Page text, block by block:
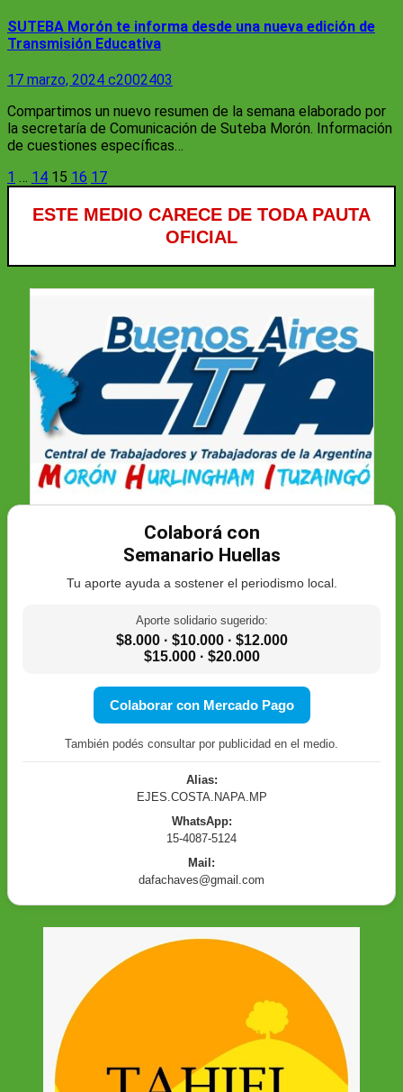
SUTEBA Morón te informa desde una nueva edición de
Transmisión Educativa
17 marzo, 2024 c2002403
Compartimos un nuevo resumen de la semana elaborado por
la secretaría de Comunicación de Suteba Morón. Información
de cuestiones específicas…
Paginación
1 … 14 15 16 17
ESTE MEDIO CARECE DE TODA PAUTA
OFICIAL
Colaborá con
Semanario Huellas
Tu aporte ayuda a sostener el periodismo local.
Aporte solidario sugerido:
$8.000 · $10.000 · $12.000
$15.000 · $20.000
Colaborar con Mercado Pago
También podés consultar por publicidad en el medio.
Alias:
EJES.COSTA.NAPA.MP
WhatsApp:
15-4087-5124
Mail:
dafachaves@gmail.com